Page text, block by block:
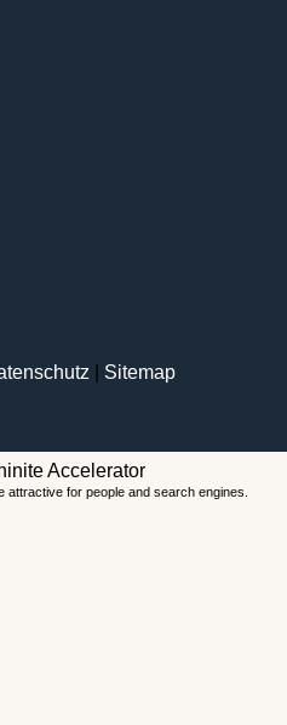
Sitemap
Accelerator
attractive for people and search engines.